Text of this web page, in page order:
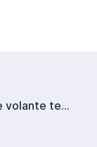
Une voiture volante testée avec succès par une start-up de Toyota Motor